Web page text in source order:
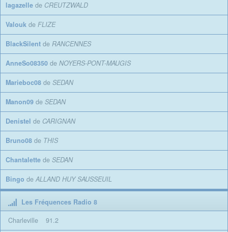
lagazelle de CREUTZWALD
Valouk de FLIZE
BlackSilent de RANCENNES
AnneSo08350 de NOYERS-PONT-MAUGIS
Marieboc08 de SEDAN
Manon09 de SEDAN
Denistel de CARIGNAN
Bruno08 de THIS
Chantalette de SEDAN
Bingo de ALLAND HUY SAUSSEUIL
Les Fréquences Radio 8
Charleville
91.2